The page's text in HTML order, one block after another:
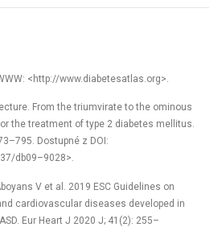
<http://www.diabetesatlas.org>.
From the triumvirate to the ominous
the treatment of type 2 diabetes mellitus.
Dostupné z DOI:
db09–9028>.
V et al. 2019 ESC Guidelines on
cardiovascular diseases developed in
Eur Heart J 2020 J; 41(2): 255–